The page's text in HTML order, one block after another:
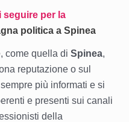
seguire per la
politica a Spinea
come quella di Spinea,
reputazione o sul
più informati e si
e presenti sui canali
della